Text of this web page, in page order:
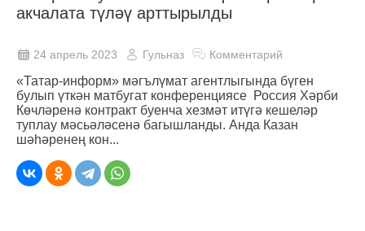
акчалата түләү арттырылды
24 апрель 2023 Гульназ Комментарий
«Татар-информ» мәгълүмат агентлыгында бүген
булып үткән матбугат конференциясе Россия Хәрби
Көчләренә контракт буенча хезмәт итүгә кешеләр
туплау мәсьәләсенә багышланды. Анда Казан
шәһәренең кон...